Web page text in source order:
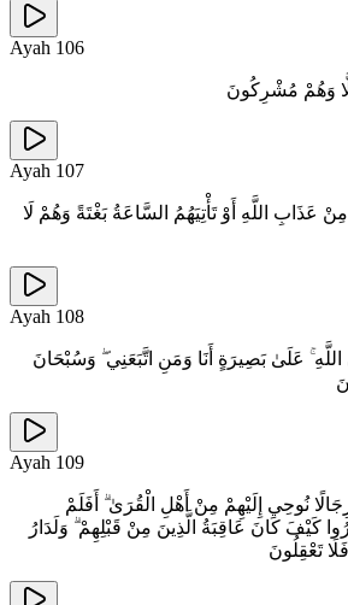
Ayah 106
وَهُمْ مُشْرِكُونَ
Ayah 107
مِنْ عَذَابِ اللَّهِ أَوْ تَأْتِيَهُمُ السَّاعَةُ بَغْتَةً وَهُمْ لَا
Ayah 108
عَلَىٰ بَصِيرَةٍ أَنَا وَمَنِ اتَّبَعَنِي ۖ وَسُبْحَانَ
Ayah 109
نُوحِي إِلَيْهِمْ مِنْ أَهْلِ الْقُرَىٰ ۗ أَفَلَمْ
كَيْفَ كَانَ عَاقِبَةُ الَّذِينَ مِنْ قَبْلِهِمْ ۗ وَلَدَارُ
تَعْقِلُونَ